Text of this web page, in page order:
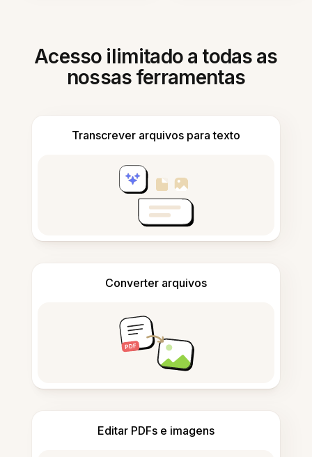
Acesso ilimitado a todas as
nossas ferramentas
Transcrever arquivos para texto
Converter arquivos
Editar PDFs e imagens